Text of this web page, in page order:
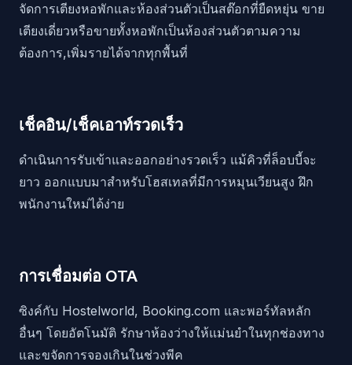
จัดการเตียงหอพักและห้องส่วนตัวเป็นสต๊อกที่ยืดหยุ่น ขาย
เตียงเดี่ยวหรือขายทั้งหอพักเป็นห้องส่วนตัวตามความ
ต้องการ,เพิ่มรายได้จากทุกพื้นที่
เช็คอิน/เช็คเอาท์รวดเร็ว
ดำเนินการรับเข้าและออกอย่างรวดเร็ว แม้คิวที่ล็อบบี้จะ
ยาว ออกแบบมาสำหรับโฮสเทลที่มีการหมุนเวียนสูง ฝึก
พนักงานใหม่ได้ง่าย
การเชื่อมต่อ OTA
ซิงค์กับ Hostelworld, Booking.com และพอร์ทัลหลัก
อื่นๆ โดยอัตโนมัติ รักษาห้องว่างให้แม่นยำในทุกช่องทาง
และขจัดการจองเกินในช่วงพีค